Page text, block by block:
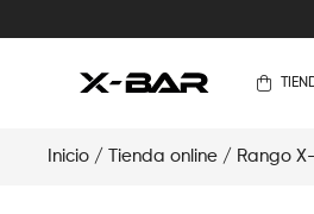
Inicio / Tienda online / Rango